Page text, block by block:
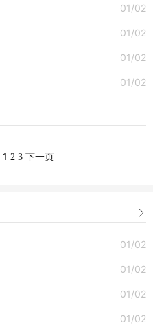
01/02
01/02
01/02
01/02
1 2 3 下一页

01/02
01/02
01/02
01/02